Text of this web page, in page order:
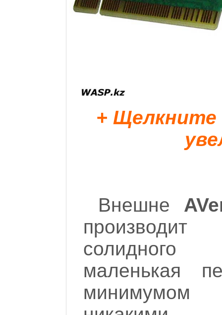
+
Внешне
маленькая
минимумом